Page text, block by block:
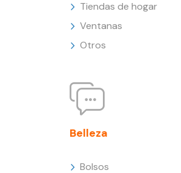
Tiendas de hogar
Ventanas
Otros
Belleza
Bolsos